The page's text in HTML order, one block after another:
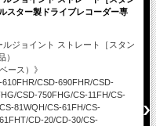
スター製ドライブレコーダー専
ルジョイント ストレート［スタン
）
ース）》
CSD-690FHR/CSD-
CSD-750FHG/CS-11FH/CS-
81WQH/CS-61FH/CS-
CD-20/CD-30/CS-